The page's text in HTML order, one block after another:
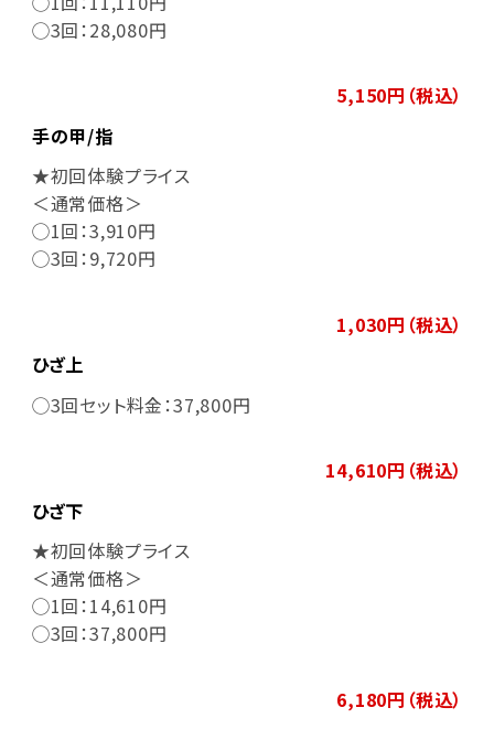
◯3回：28,080円
5,150円（税込）
手の甲/指
★初回体験プライス
＜通常価格＞
◯1回：3,910円
◯3回：9,720円
1,030円（税込）
ひざ上
◯3回セット料金：37,800円
14,610円（税込）
ひざ下
★初回体験プライス
＜通常価格＞
◯1回：14,610円
◯3回：37,800円
6,180円（税込）